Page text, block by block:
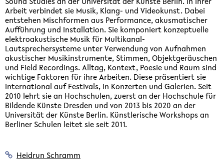
Sound Studies an der Universität der Künste Berlin. In ihrer
Arbeit verbindet sie Musik, Klang- und Videokunst. Dabei
entstehen Mischformen aus Performance, akusmatischer
Aufführung und Installation. Sie komponiert konzeptuelle
elektroakustische Musik für Multikanal-
Lautsprechersysteme unter Verwendung von Aufnahmen
akustischer Musikinstrumente, Stimmen, Objektgeräuschen
und Field Recordings. Alltag, Kontext, Poesie und Raum sind
wichtige Faktoren für ihre Arbeiten. Diese präsentiert sie
international auf Festivals, in Konzerten und Galerien. Seit
2010 lehrt sie an Hochschulen, zuerst an der Hochschule für
Bildende Künste Dresden und von 2013 bis 2020 an der
Universität der Künste Berlin. Künstlerische Workshops an
Berliner Schulen leitet sie seit 2011.
Heidrun Schramm